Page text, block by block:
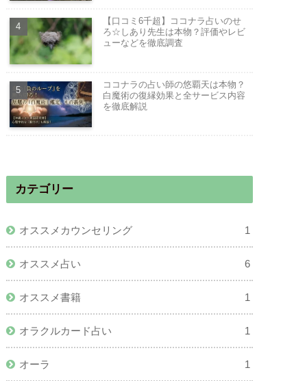
【口コミ6千超】ココナラ占いのせ
ろ☆しあり先生は本物？評価やレビ
ューなどを徹底調査
ココナラの占い師の悠覇天は本物？
白魔術の復縁効果と全サービス内容
を徹底解説
カテゴリー
オススメカウンセリング 1
オススメ占い 6
オススメ書籍 1
オラクルカード占い 1
オーラ 1